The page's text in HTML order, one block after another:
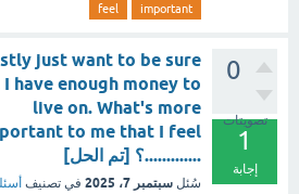
important
feel
0
تصويتات
1
إجابة
just want to be sure
have enough money to
live on. What's more
to me that I feel
.............؟ [تم الحل]
سُئل سبتمبر 7، 2025 في تصنيف